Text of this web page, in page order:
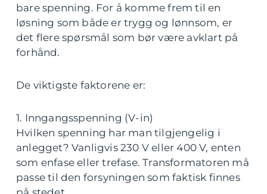
bare spenning. For å komme frem til en
løsning som både er trygg og lønnsom, er
det flere spørsmål som bør være avklart på
forhånd.
De viktigste faktorene er:
1. Inngangsspenning (V-in)
Hvilken spenning har man tilgjengelig i
anlegget? Vanligvis 230 V eller 400 V, enten
som enfase eller trefase. Transformatoren må
passe til den forsyningen som faktisk finnes